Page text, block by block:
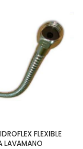
FLEXIBLE
LAVAMANO